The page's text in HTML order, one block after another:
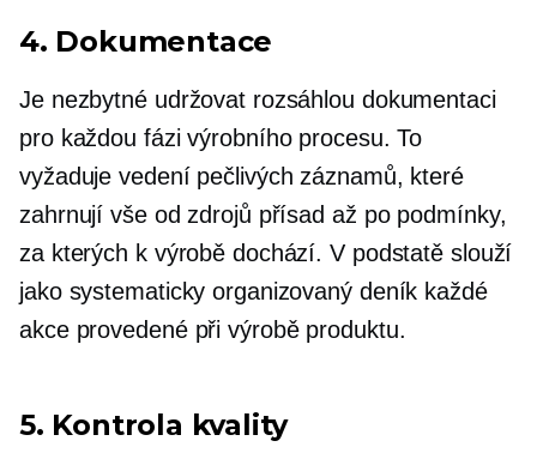
4. Dokumentace
Je nezbytné udržovat rozsáhlou dokumentaci
pro každou fázi výrobního procesu. To
vyžaduje vedení pečlivých záznamů, které
zahrnují vše od zdrojů přísad až po podmínky,
za kterých k výrobě dochází. V podstatě slouží
jako systematicky organizovaný deník každé
akce provedené při výrobě produktu.
5. Kontrola kvality